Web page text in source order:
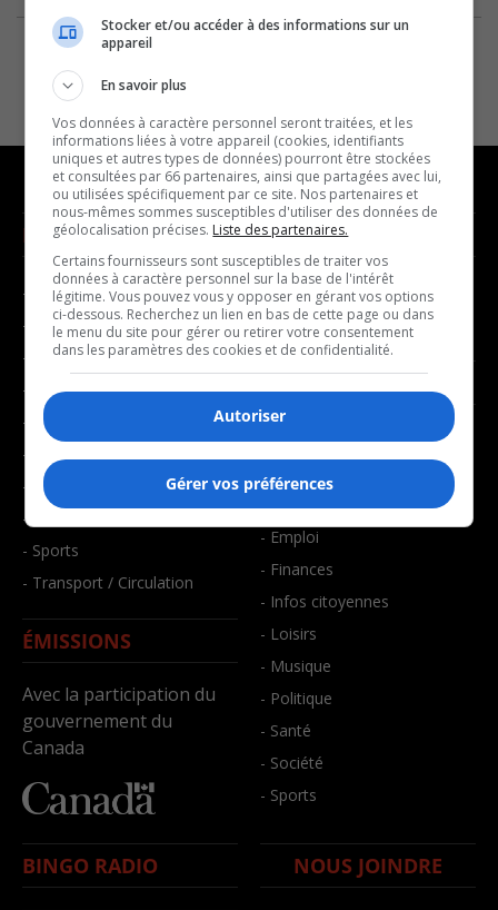
NOUVELLES
- Affaires municipales
- Communauté / Social
- Culture
- Économie
- Éducation
- Environnement
- Faits divers
- Santé et bien-être
- Sports
- Transport / Circulation
ÉMISSIONS
Avec la participation du
gouvernement du
Canada
MUSIQUE
- Décompte franco
- Joué récemment
BALADOS
- Affaires
- Art de vivre
- Bien-être
- Emploi
- Finances
- Infos citoyennes
- Loisirs
- Musique
- Politique
- Santé
- Société
- Sports
BINGO RADIO NOUS JOINDRE
Stocker et/ou accéder à des informations sur un
appareil
En savoir plus
Vos données à caractère personnel seront traitées, et les
informations liées à votre appareil (cookies, identifiants
uniques et autres types de données) pourront être stockées
et consultées par 66 partenaires, ainsi que partagées avec lui,
ou utilisées spécifiquement par ce site. Nos partenaires et
nous-mêmes sommes susceptibles d'utiliser des données de
géolocalisation précises. Liste des partenaires.
Certains fournisseurs sont susceptibles de traiter vos
données à caractère personnel sur la base de l'intérêt
légitime. Vous pouvez vous y opposer en gérant vos options
ci-dessous. Recherchez un lien en bas de cette page ou dans
le menu du site pour gérer ou retirer votre consentement
dans les paramètres des cookies et de confidentialité.
Autoriser
Gérer vos préférences